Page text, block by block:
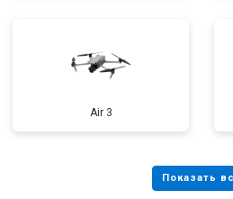
Air 3